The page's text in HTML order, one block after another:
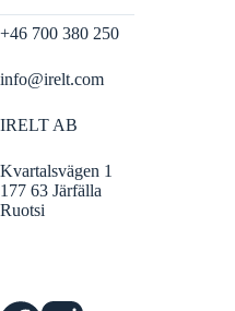
+46 700 380 250
info@irelt.com
IRELT AB
Kvartalsvägen 1
177 63 Järfälla
Ruotsi